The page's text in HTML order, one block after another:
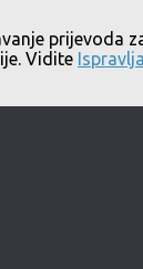
prijevoda
Vidite